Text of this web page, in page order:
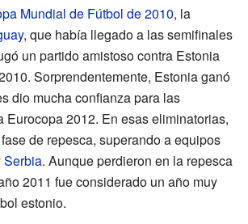
Mundial de Fútbol de 2010, la
, que había llegado a las semifinales
un partido amistoso contra Estonia
Sorprendentemente, Estonia ganó
dio mucha confianza para las
Eurocopa 2012. En esas eliminatorias,
de repesca, superando a equipos
Serbia. Aunque perdieron en la repesca
2011 fue considerado un año muy
estonio.